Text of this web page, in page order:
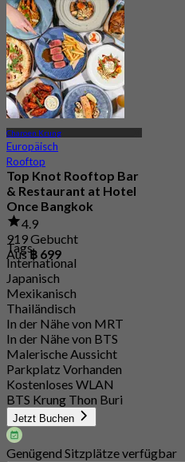
Charoen Krung
Europäisch
Rooftop
Top Knot Rooftop Bar
& Restaurant at Hotel
Once Bangkok
4.9
919 Gebucht
Aus฿ 699
Tags
International
Japanisch
Mexikanisch
Thailändisch
In der Nähe von MRT
In der Nähe von BTS
Malerische Aussicht
Parkplatz Vorhanden
Kostenloses WLAN
BTS Krung Thon Buri
Jetzt Buchen
Genügend Sitzplätze verfügbar